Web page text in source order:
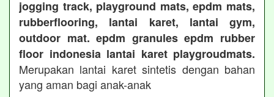
jogging track, playground mats, epdm mats,
rubberflooring, lantai karet, lantai gym,
outdoor mat. epdm granules epdm rubber
floor indonesia lantai karet playgroudmats.
Merupakan lantai karet sintetis dengan bahan
yang aman bagi anak-anak